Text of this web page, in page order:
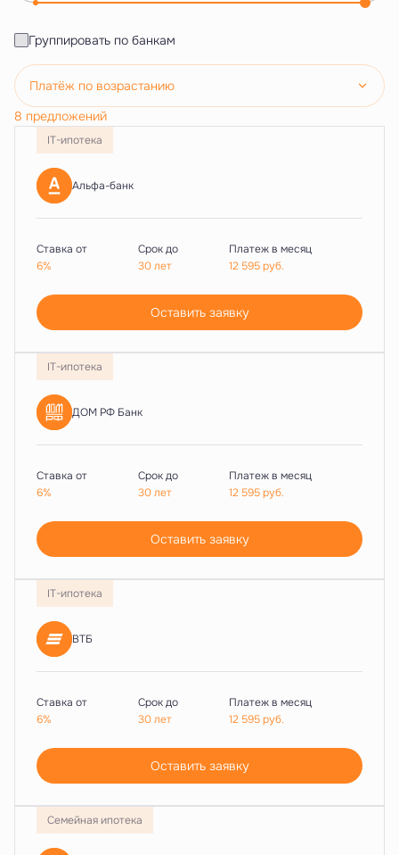
Группировать по банкам
Платёж по возрастанию
8 предложений
IT-ипотека
Альфа-банк
Ставка от
6%
Срок до
30 лет
Платеж в месяц
12 595руб.
Оставить заявку
IT-ипотека
ДОМ РФ Банк
Ставка от
6%
Срок до
30 лет
Платеж в месяц
12 595руб.
Оставить заявку
IT-ипотека
ВТБ
Ставка от
6%
Срок до
30 лет
Платеж в месяц
12 595руб.
Оставить заявку
Семейная ипотека